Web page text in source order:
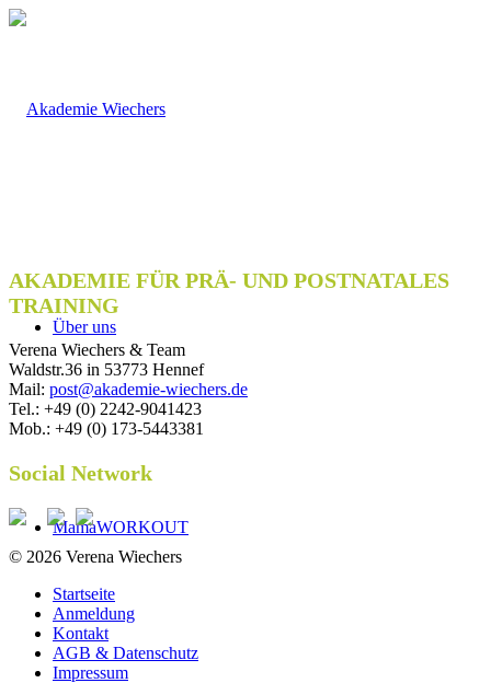
Über uns
MamaWORKOUT
AKADEMIE FÜR PRÄ- UND POSTNATALES
TRAINING
Verena Wiechers & Team
Waldstr.36 in 53773 Hennef
Mail: post@akademie-wiechers.de
Tel.: +49 (0) 2242-9041423
Mob.: +49 (0) 173-5443381
Social Network
© 2026 Verena Wiechers
Startseite
Anmeldung
Kontakt
AGB & Datenschutz
Impressum